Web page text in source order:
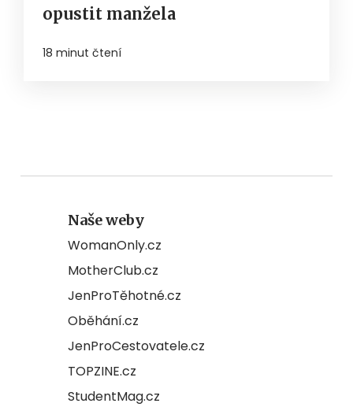
opustit manžela
18 minut čtení
Naše weby
WomanOnly.cz
MotherClub.cz
JenProTěhotné.cz
Oběhání.cz
JenProCestovatele.cz
TOPZINE.cz
StudentMag.cz